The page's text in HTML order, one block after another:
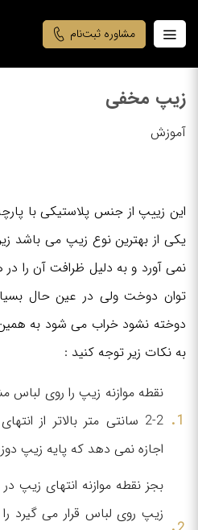
مشاوره ثبت‌نام
زیپ مخفی
آموزش
این زییپ از جنس پلاستیکی با
یکی از بهترین نوع زیپ می باشد
نمی آورد و به دلیل ظرافت آن
توان دوخت ولی در عین حال
دوخته نشود خراب می شود به
به نکات زیر توجه کنید :
نقطه موازنه زیپ را روی
2-2 سانتی متر بالاتر از
اجازه نمی دهد که پایه زیپ
بجز نقطه موازنه انتهای
زیپ روی لباس قرار می گیرد